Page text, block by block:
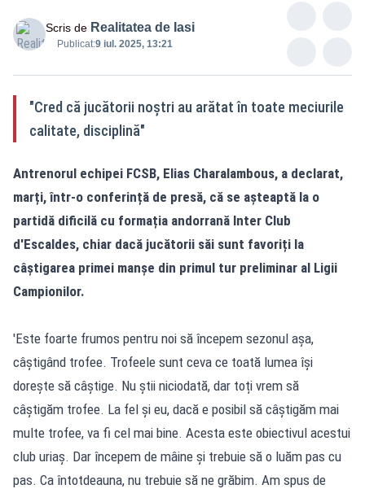
Scris de Realitatea de Iasi
Publicat:9 iul. 2025, 13:21
"Cred că jucătorii noștri au arătat în toate meciurile
calitate, disciplină"
Antrenorul echipei FCSB, Elias Charalambous, a declarat,
marți, într-o conferință de presă, că se așteaptă la o
partidă dificilă cu formația andorrană Inter Club
d'Escaldes, chiar dacă jucătorii săi sunt favoriți la
câștigarea primei manșe din primul tur preliminar al Ligii
Campionilor.
'Este foarte frumos pentru noi să începem sezonul așa,
câștigând trofee. Trofeele sunt ceva ce toată lumea își
dorește să câștige. Nu știi niciodată, dar toți vrem să
câștigăm trofee. La fel și eu, dacă e posibil să câștigăm mai
multe trofee, va fi cel mai bine. Acesta este obiectivul acestui
club uriaș. Dar începem de mâine și trebuie să o luăm pas cu
pas. Ca întotdeauna, nu trebuie să ne grăbim. Am spus de